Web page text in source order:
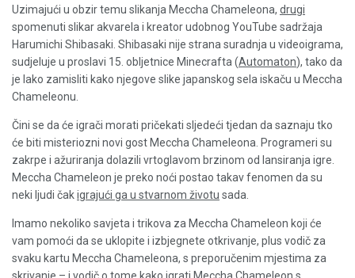
Uzimajući u obzir temu slikanja Meccha Chameleona, drugi
spomenuti slikar akvarela i kreator udobnog YouTube sadržaja
Harumichi Shibasaki. Shibasaki nije strana suradnja u videoigrama,
sudjeluje u proslavi 15. obljetnice Minecrafta (Automaton), tako da
je lako zamisliti kako njegove slike japanskog sela iskaču u Meccha
Chameleonu.
Čini se da će igrači morati pričekati sljedeći tjedan da saznaju tko
će biti misteriozni novi gost Meccha Chameleona. Programeri su
zakrpe i ažuriranja dolazili vrtoglavom brzinom od lansiranja igre.
Meccha Chameleon je preko noći postao takav fenomen da su
neki ljudi čakigrajući ga u stvarnom životu sada.
Imamo nekoliko savjeta i trikova za Meccha Chameleon koji će
vam pomoći da se uklopite i izbjegnete otkrivanje, plus vodič za
svaku kartu Meccha Chameleona, s preporučenim mjestima za